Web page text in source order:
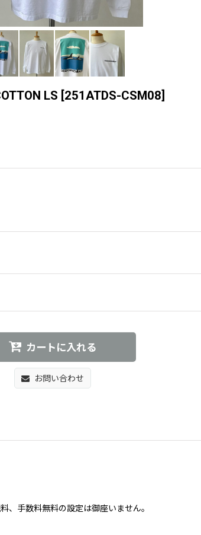
LS [251ATDS-CSM08]
カートに入れる
お問い合わせ
、手数料無料の設定は御座いません。